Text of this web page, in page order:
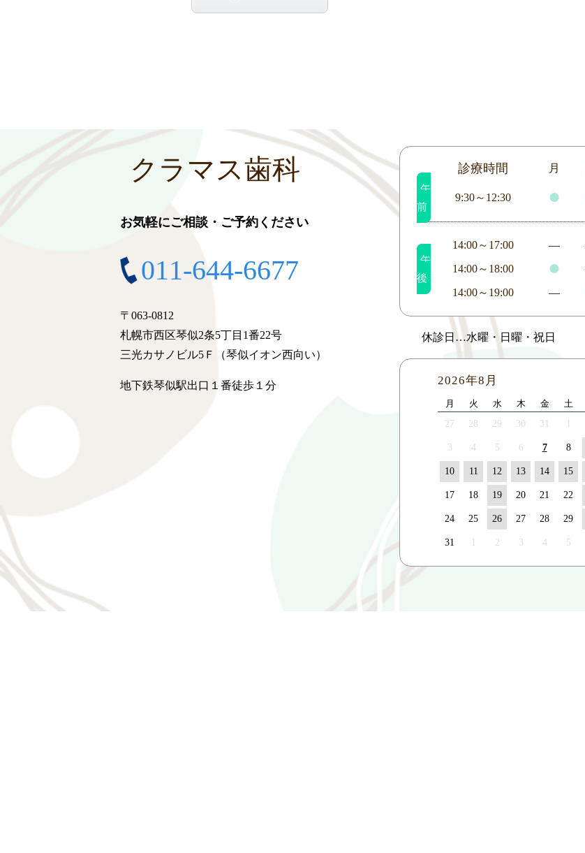
クラマス歯科
お気軽にご相談・ご予約ください
011-644-6677
〒063-0812
札幌市西区琴似2条5丁目1番22号
三光カサノビル5Ｆ（琴似イオン西向い）
地下鉄琴似駅出口１番徒歩１分
診療時間 月
午
前
9:30～12:30 ●
午
後
14:00～17:00 ―
14:00～18:00
●
14:00～19:00
―
休診日…水曜・日曜・祝日
2026年8月
月 火 水 木 金 土
27
28 29 30 31
3 4 5 6 7 8
10 11 12 13 14 15
17 18 19 20 21 22
24 25 26 27 28 29
31 2 3 4 5